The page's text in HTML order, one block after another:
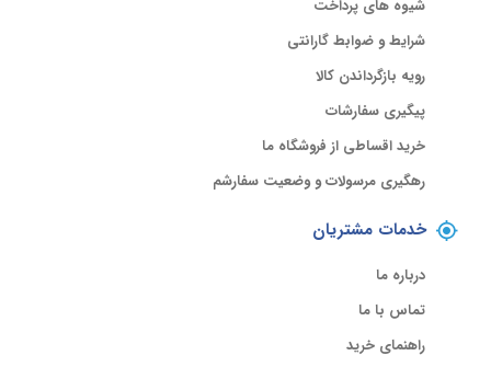
شیوه های پرداخت
شرایط و ضوابط گارانتی
رویه بازگرداندن کالا
پیگیری سفارشات
خرید اقساطی از فروشگاه ما
رهگیری مرسولات و وضعیت سفارشم
خدمات مشتریان
درباره ما
تماس با ما
راهنمای خرید